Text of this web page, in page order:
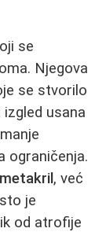
se
Njegova
se stvorilo
usana
ograničenja.
, već
je
od atrofije